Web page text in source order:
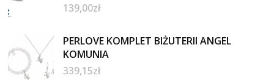
139,00zł
PERLOVE KOMPLET BIŻUTERII ANGEL
KOMUNIA
339,15zł